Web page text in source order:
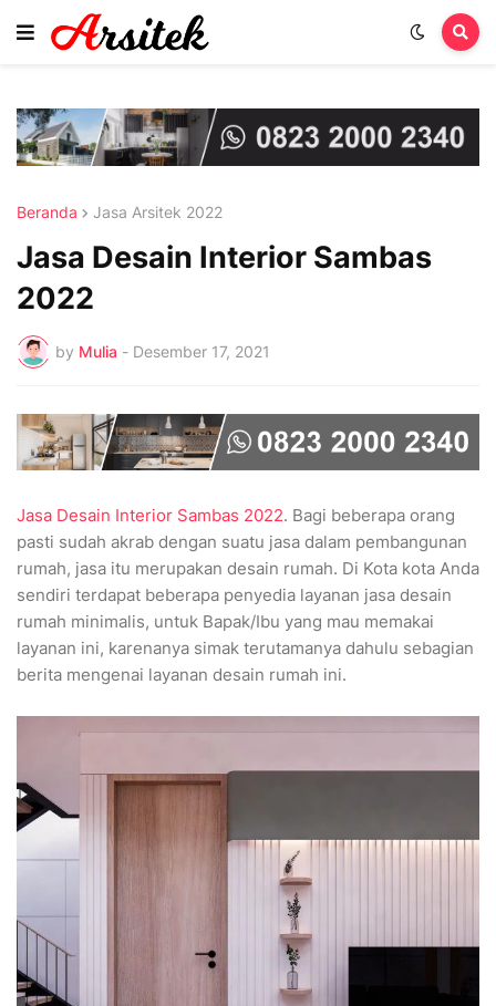
Beranda Jasa Arsitek 2022
Jasa Desain Interior Sambas
2022
by Mulia - Desember 17, 2021
Jasa Desain Interior Sambas 2022. Bagi beberapa orang
pasti sudah akrab dengan suatu jasa dalam pembangunan
rumah, jasa itu merupakan desain rumah. Di Kota kota Anda
sendiri terdapat beberapa penyedia layanan jasa desain
rumah minimalis, untuk Bapak/Ibu yang mau memakai
layanan ini, karenanya simak terutamanya dahulu sebagian
berita mengenai layanan desain rumah ini.